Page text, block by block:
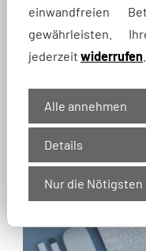
mehr
einwandfreien
gewährleisten.
jederzeitwiderrufen
Alle annehmen
Details
Nur die Nötigsten